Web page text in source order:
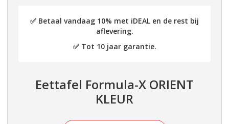
✅ Betaal vandaag 10% met iDEAL en de rest bij
aflevering.
✅ Tot 10 jaar garantie.
Eettafel Formula-X ORIENT
KLEUR